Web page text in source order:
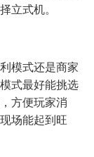
立式机。
模式还是商家
式最好能挑选
方便玩家消
场能起到旺